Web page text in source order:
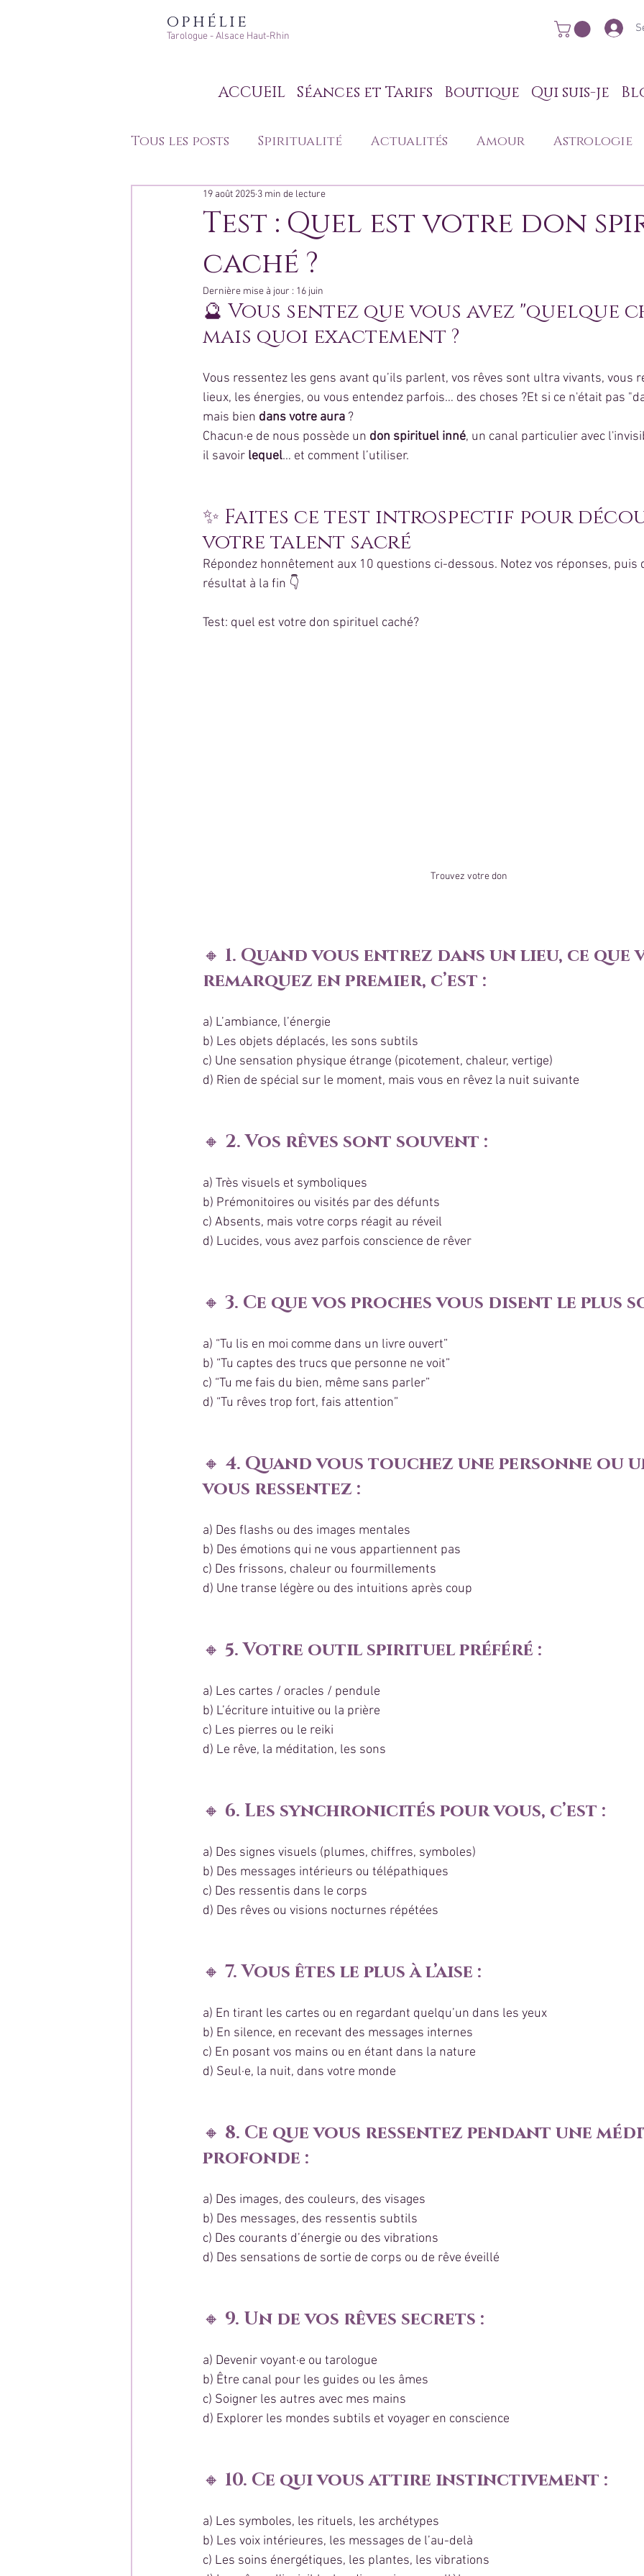
ophélie
Tarologue - Alsace Haut-Rhin
ACCUEIL Séances et Tarifs Boutique Qui suis-je
Tous les posts Spiritualité Actualités Amour Astrologie
Développement personnel
Techniques de divination
Test : Quel est votre don
caché ?
19 août 2025 3 min de lecture
Dernière mise à jour : 16 juin
🔮 Vous sentez que vous avez "quelque
mais quoi exactement ?
Vous ressentez les gens avant qu’ils parlent, vos rêves sont ultra vivants, vous
lieux, les énergies, ou vous entendez parfois… des choses ?Et si ce n'était pas
mais bien dans votre aura ?
Chacun·e de nous possède un don spirituel inné, un canal particulier avec
il savoir lequel… et comment l’utiliser.
✨ Faites ce test introspectif pour
votre talent sacré
Répondez honnêtement aux 10 questions ci-dessous. Notez vos réponses, puis
résultat à la fin 👇
Test: quel est votre don spirituel caché?
Trouvez votre don
🔸 1. Quand vous entrez dans un lieu, ce que
remarquez en premier, c’est :
a) L’ambiance, l’énergie
b) Les objets déplacés, les sons subtils
c) Une sensation physique étrange (picotement, chaleur, vertige)
d) Rien de spécial sur le moment, mais vous en rêvez la nuit suivante
🔸 2. Vos rêves sont souvent :
a) Très visuels et symboliques
b) Prémonitoires ou visités par des défunts
c) Absents, mais votre corps réagit au réveil
d) Lucides, vous avez parfois conscience de rêver
🔸 3. Ce que vos proches vous disent le plus
a) “Tu lis en moi comme dans un livre ouvert”
b) “Tu captes des trucs que personne ne voit”
c) “Tu me fais du bien, même sans parler”
d) “Tu rêves trop fort, fais attention”
🔸 4. Quand vous touchez une personne ou
vous ressentez :
a) Des flashs ou des images mentales
b) Des émotions qui ne vous appartiennent pas
c) Des frissons, chaleur ou fourmillements
d) Une transe légère ou des intuitions après coup
🔸 5. Votre outil spirituel préféré :
a) Les cartes / oracles / pendule
b) L’écriture intuitive ou la prière
c) Les pierres ou le reiki
d) Le rêve, la méditation, les sons
🔸 6. Les synchronicités pour vous, c’est :
a) Des signes visuels (plumes, chiffres, symboles)
b) Des messages intérieurs ou télépathiques
c) Des ressentis dans le corps
d) Des rêves ou visions nocturnes répétées
🔸 7. Vous êtes le plus à l’aise :
a) En tirant les cartes ou en regardant quelqu’un dans les yeux
b) En silence, en recevant des messages internes
c) En posant vos mains ou en étant dans la nature
d) Seul·e, la nuit, dans votre monde
🔸 8. Ce que vous ressentez pendant une
profonde :
a) Des images, des couleurs, des visages
b) Des messages, des ressentis subtils
c) Des courants d’énergie ou des vibrations
d) Des sensations de sortie de corps ou de rêve éveillé
🔸 9. Un de vos rêves secrets :
a) Devenir voyant·e ou tarologue
b) Être canal pour les guides ou les âmes
c) Soigner les autres avec mes mains
d) Explorer les mondes subtils et voyager en conscience
🔸 10. Ce qui vous attire instinctivement :
a) Les symboles, les rituels, les archétypes
b) Les voix intérieures, les messages de l’au-delà
c) Les soins énergétiques, les plantes, les vibrations